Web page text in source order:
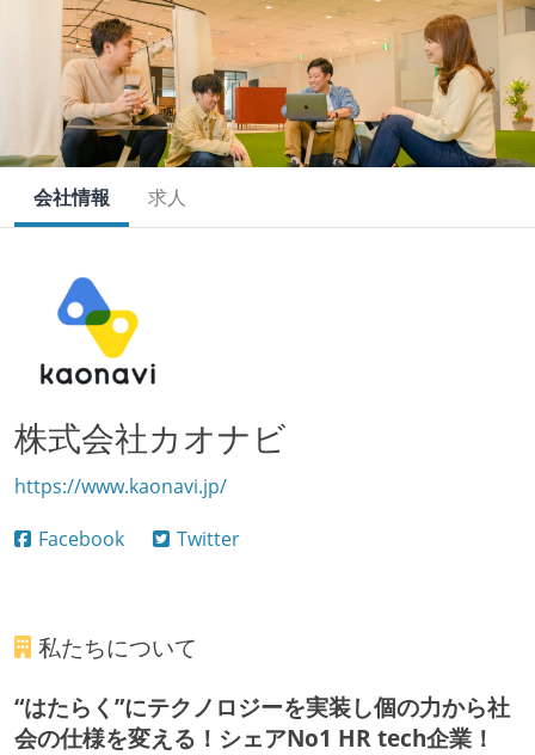
会社情報 求人
株式会社カオナビ
https://www.kaonavi.jp/
Facebook
Twitter
私たちについて
“はたらく”にテクノロジーを実装し個の力から社
会の仕様を変える！シェアNo1 HR tech企業！